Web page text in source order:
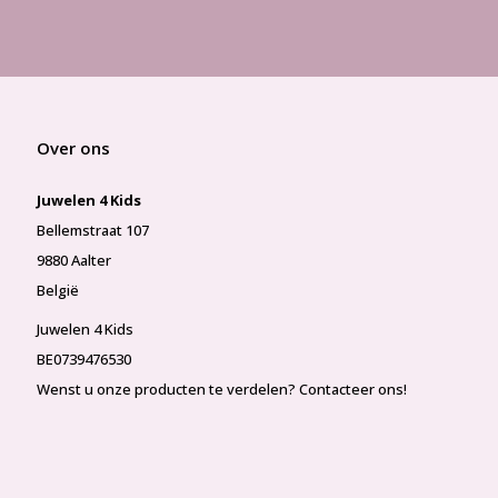
Over ons
Juwelen 4 Kids
Bellemstraat 107
9880 Aalter
België
Juwelen 4 Kids
BE0739476530
Wenst u onze producten te verdelen? Contacteer ons!